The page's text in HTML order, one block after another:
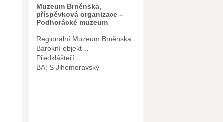
Muzeum Brněnska,
příspěvková organizace –
Podhorácké muzeum
Regionální Muzeum Brněnska
Barokní objekt…
Předklášteří
BA: S Jihomoravský